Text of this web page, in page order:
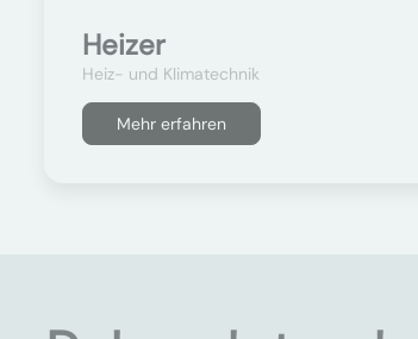
Heizer
Heiz- und Klimatechnik
Mehr erfahren